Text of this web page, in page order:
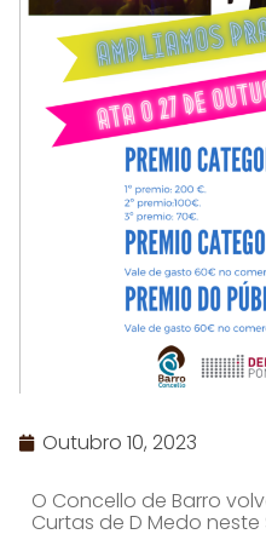
Outubro 10, 2023
O Concello de Barro
Curtas de D Medo